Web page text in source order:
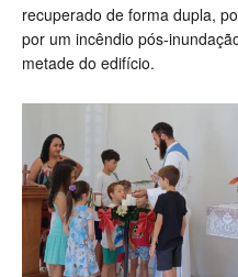
recuperado de forma dupla,
por um incêndio pós-
metade do edifício.